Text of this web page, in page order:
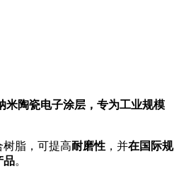
米陶瓷电子涂层，专为工业规模
脂，可提高耐磨性 ，并在国际规
品。